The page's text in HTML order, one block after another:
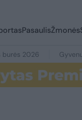
PasaulisŽmonės
burės 2026